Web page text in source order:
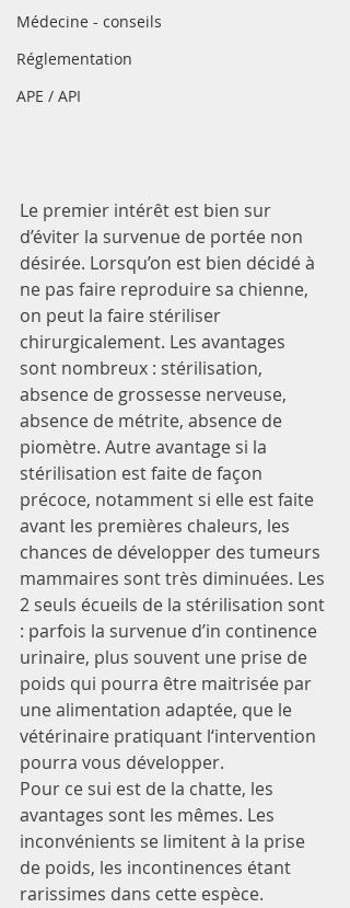
Médecine - conseils
Réglementation
APE / API
Le premier intérêt est bien sur
d’éviter la survenue de portée non
désirée. Lorsqu’on est bien décidé à
ne pas faire reproduire sa chienne,
on peut la faire stériliser
chirurgicalement. Les avantages
sont nombreux : stérilisation,
absence de grossesse nerveuse,
absence de métrite, absence de
piomètre. Autre avantage si la
stérilisation est faite de façon
précoce, notamment si elle est faite
avant les premières chaleurs, les
chances de développer des tumeurs
mammaires sont très diminuées. Les
2 seuls écueils de la stérilisation sont
: parfois la survenue d’in continence
urinaire, plus souvent une prise de
poids qui pourra être maitrisée par
une alimentation adaptée, que le
vétérinaire pratiquant l‘intervention
pourra vous développer.
Pour ce sui est de la chatte, les
avantages sont les mêmes. Les
inconvénients se limitent à la prise
de poids, les incontinences étant
rarissimes dans cette espèce.